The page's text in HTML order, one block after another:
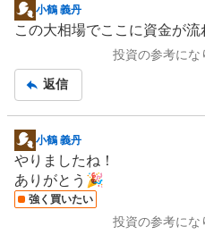
い
0
、
様
見
0
%
、
売
掲
示
事
小鶴 義丹
この大相場でここに資金が
投資の参考にな
返信
掲
示
板
記
小鶴 義丹
やりましたね！
ありがとう🎉
強く買いたい
投資の参考にな